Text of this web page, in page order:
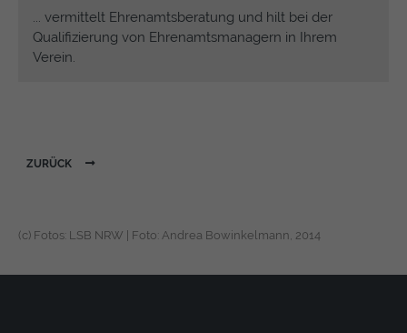
... vermittelt Ehrenamtsberatung und hilt bei der
Qualifizierung von Ehrenamtsmanagern in Ihrem
Verein.
ZURÜCK
(c) Fotos: LSB NRW | Foto: Andrea Bowinkelmann, 2014